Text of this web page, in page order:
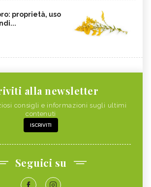
proprietà, uso
alla newsletter
consigli e informazioni sugli ultimi
contenuti
ISCRIVITI
Seguici su